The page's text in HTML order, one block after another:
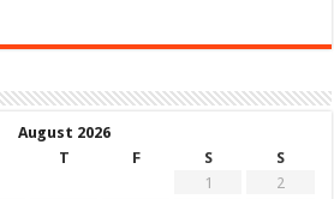
August 2026
T F S
S
1
2